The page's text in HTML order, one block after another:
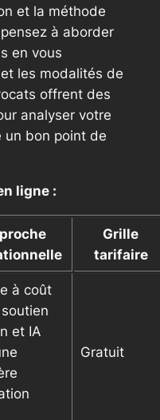
et la méthode
à aborder
en vous
les modalités de
offrent des
analyser votre
un bon point de
ligne :
Grille
tarifaire
à coût
et IA
Gratuit